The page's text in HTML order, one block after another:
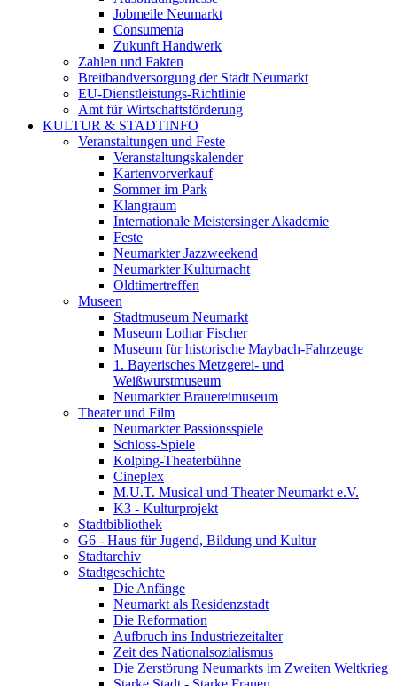
Jobmeile Neumarkt
Consumenta
Zukunft Handwerk
Zahlen und Fakten
Breitbandversorgung der Stadt Neumarkt
EU-Dienstleistungs-Richtlinie
Amt für Wirtschaftsförderung
KULTUR & STADTINFO
Veranstaltungen und Feste
Veranstaltungskalender
Kartenvorverkauf
Sommer im Park
Klangraum
Internationale Meistersinger Akademie
Feste
Neumarkter Jazzweekend
Neumarkter Kulturnacht
Oldtimertreffen
Museen
Stadtmuseum Neumarkt
Museum Lothar Fischer
Museum für historische Maybach-Fahrzeuge
1. Bayerisches Metzgerei- und
Weißwurstmuseum
Neumarkter Brauereimuseum
Theater und Film
Neumarkter Passionsspiele
Schloss-Spiele
Kolping-Theaterbühne
Cineplex
M.U.T. Musical und Theater Neumarkt e.V.
K3 - Kulturprojekt
Stadtbibliothek
G6 - Haus für Jugend, Bildung und Kultur
Stadtarchiv
Stadtgeschichte
Die Anfänge
Neumarkt als Residenzstadt
Die Reformation
Aufbruch ins Industriezeitalter
Zeit des Nationalsozialismus
Die Zerstörung Neumarkts im Zweiten Weltkrieg